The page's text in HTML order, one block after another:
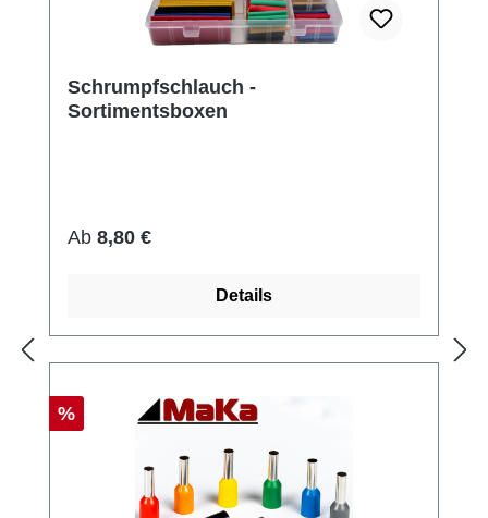
Schrumpfschlauch -
Sortimentsboxen
Regulärer Preis:
Ab 8,80 €
Details
Rabatt
%